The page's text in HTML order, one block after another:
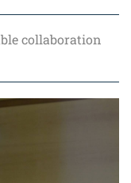
collaboration